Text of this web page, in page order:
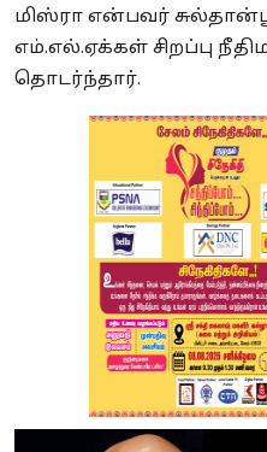
மிஸ்ரா என்பவர்
எம்.எல்.ஏக்கள் சிறப்பு
தொடர்ந்தார்.